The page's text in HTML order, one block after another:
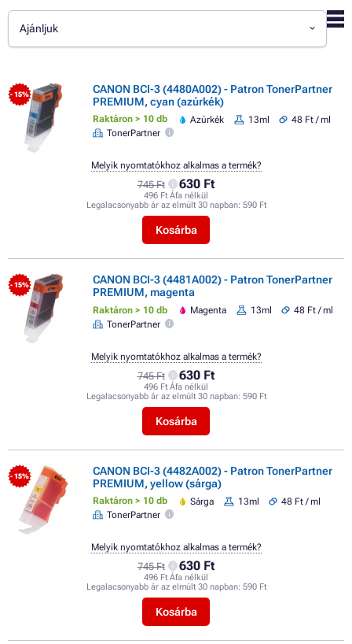
Ajánljuk
- 15%
CANON BCI-3 (4480A002) - Patron TonerPartner
PREMIUM, cyan (azúrkék)
Raktáron > 10 db Azúrkék 13ml
48 Ft / ml
TonerPartner
745 Ft 630 Ft
496 Ft Áfa nélkül
Legalacsonyabb ár az elmúlt 30 napban: 590 Ft
Kosárba
Melyik nyomtatókhoz alkalmas a termék?
- 15%
CANON BCI-3 (4481A002) - Patron TonerPartner
PREMIUM, magenta
Raktáron > 10 db Magenta 13ml
48 Ft / ml
TonerPartner
745 Ft 630 Ft
496 Ft Áfa nélkül
Legalacsonyabb ár az elmúlt 30 napban: 590 Ft
Kosárba
Melyik nyomtatókhoz alkalmas a termék?
- 15%
CANON BCI-3 (4482A002) - Patron TonerPartner
PREMIUM, yellow (sárga)
Raktáron > 10 db Sárga 13ml
48 Ft / ml
TonerPartner
745 Ft 630 Ft
496 Ft Áfa nélkül
Legalacsonyabb ár az elmúlt 30 napban: 590 Ft
Kosárba
Melyik nyomtatókhoz alkalmas a termék?